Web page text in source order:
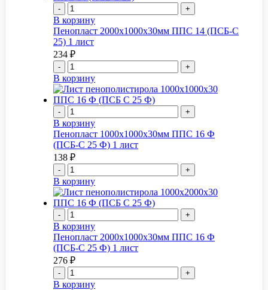
- +
В корзину
Пенопласт 2000x1000x30мм ППС 14 (ПСБ-С
25) 1 лист
234 ₽
- +
В корзину
- +
В корзину
Пенопласт 1000x1000x30мм ППС 16 Ф
(ПСБ-С 25 Ф) 1 лист
138 ₽
- +
В корзину
- +
В корзину
Пенопласт 2000x1000x30мм ППС 16 Ф
(ПСБ-С 25 Ф) 1 лист
276 ₽
- +
В корзину